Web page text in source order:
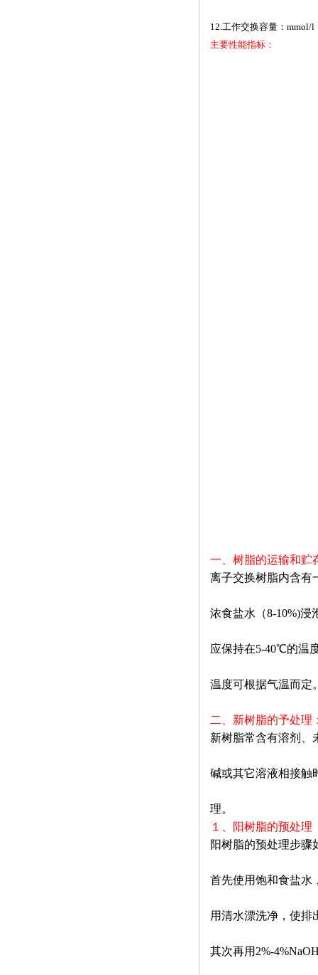
12.工作交换容量： mmol/l
主要性能指标：
一、树脂的运输和贮
离子交换树脂内含有
浓食盐水（8-10%)浸
应保持在5-40℃的温
温度可根据气温而定
二、新树脂的予处理
新树脂常含有溶剂、
碱或其它溶液相接触
理。
１、阳树脂的预处理
阳树脂的预处理步骤
首先使用饱和食盐水
用清水漂洗净，使排
其次再用 2%-